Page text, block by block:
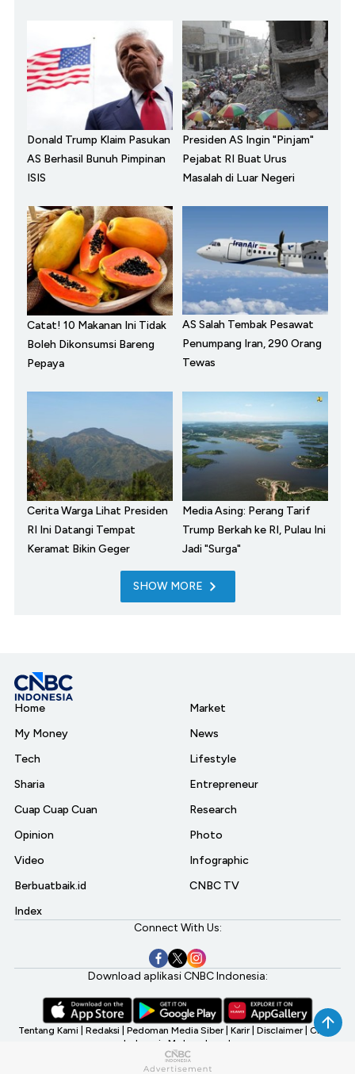
Donald Trump Klaim Pasukan
AS Berhasil Bunuh Pimpinan
ISIS
Presiden AS Ingin "Pinjam"
Pejabat RI Buat Urus
Masalah di Luar Negeri
Catat! 10 Makanan Ini Tidak
Boleh Dikonsumsi Bareng
Pepaya
AS Salah Tembak Pesawat
Penumpang Iran, 290 Orang
Tewas
Cerita Warga Lihat Presiden
RI Ini Datangi Tempat
Keramat Bikin Geger
Media Asing: Perang Tarif
Trump Berkah ke RI, Pulau Ini
Jadi "Surga"
SHOW MORE
Home
My Money
Tech
Sharia
Cuap Cuap Cuan
Opinion
Video
Berbuatbaik.id
Index
Market
News
Lifestyle
Entrepreneur
Research
Photo
Infographic
CNBC TV
Connect With Us:
Download aplikasi CNBC Indonesia:
Tentang Kami Redaksi Pedoman Media Siber Karir Disclaimer CNBC
Indonesia My Investment
©2026 CNBC Indonesia, A Transmedia Company